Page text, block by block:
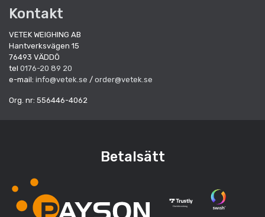
Kontakt
VETEK WEIGHING AB
Hantverksvägen 15
76493 VÄDDÖ
tel 0176-20 89 20
e-mail: info@vetek.se / order@vetek.se
Org. nr: 556446-4062
Betalsätt